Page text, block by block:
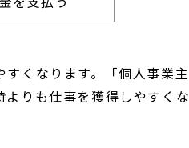
くなります。「個人事業主
りも仕事を獲得しやすくな